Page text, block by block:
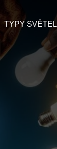
TYPY SVĚTEL